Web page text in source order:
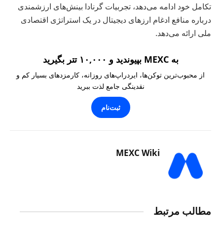
تکامل خود ادامه می‌دهد، تجربیات گرنادا بینش‌های ارزشمندی
درباره منافع ادغام ارزهای دیجیتال در یک استراتژی اقتصادی
ملی ارائه می‌دهد.
به MEXC بپیوندید و ۱۰,۰۰۰ تتر بگیرید
از محبوب‌ترین توکن‌ها، ایردراپ‌های روزانه، کارمزدهای بسیار کم و
نقدینگی جامع لذت ببرید
ثبت‌نام
MEXC Wiki
مطالب مرتبط